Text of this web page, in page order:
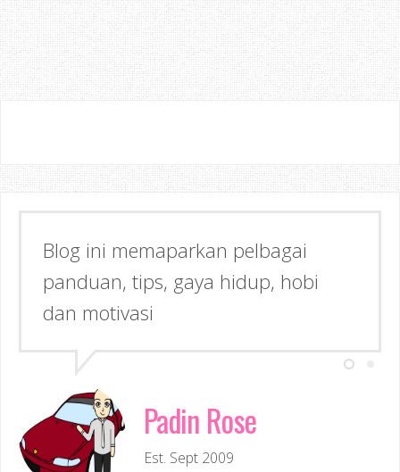
Blog ini memaparkan pelbagai
panduan, tips, gaya hidup, hobi
dan motivasi
Padin Rose
Est. Sept 2009